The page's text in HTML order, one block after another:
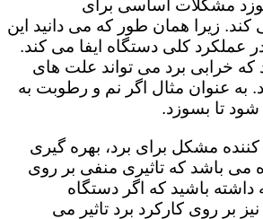
مشکلات اساسی برای
کند. زیرا همان طور که می دانید این
کلی دستگاه ایفا می کند.
که خرابی برد می تواند علت های
به عنوان مثال اگر نم و رطوبت به
تا بسوزد.
کننده مشکل برای برد، بهره گیری
می باشد که تاثیری منفی بر روی
باشید که اگر دستگاه
بر روی کارکرد برد تاثیر می